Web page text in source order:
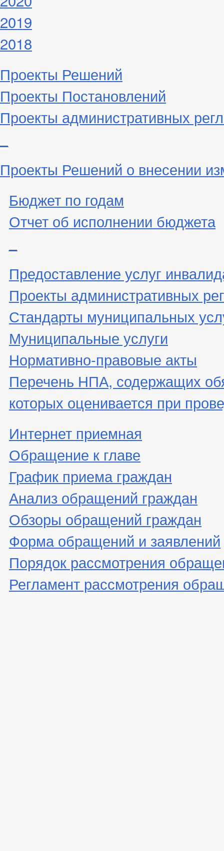
2019
2018
Проекты Решений
Проекты Постановлений
Проекты административных
Проекты Решений о внесении
Бюджет по годам
Отчет об исполнении бюджета
Предоставление услуг
Проекты административных
Стандарты муниципальных
Муниципальные услуги
Нормативно-правовые акты
Перечень НПА, содержащих
которых оценивается при
Интернет приемная
Обращение к главе
График приема граждан
Анализ обращений граждан
Обзоры обращений граждан
Форма обращений и заявлений
Порядок рассмотрения
Регламент рассмотрения